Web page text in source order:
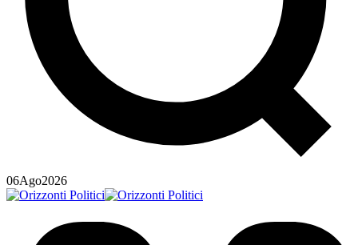
06Ago2026